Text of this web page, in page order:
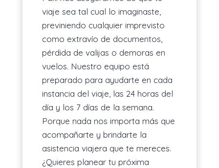
viaje sea tal cual lo imaginaste,
previniendo cualquier imprevisto
como extravío de documentos,
pérdida de valijas o demoras en
vuelos. Nuestro equipo está
preparado para ayudarte en cada
instancia del viaje, las 24 horas del
día y los 7 días de la semana.
Porque nada nos importa más que
acompañarte y brindarte la
asistencia viajera que te mereces.
¿Quieres planear tu próxima